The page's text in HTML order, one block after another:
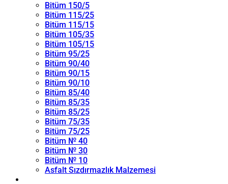
Bitüm 150/5
Bitüm 115/25
Bitüm 115/15
Bitüm 105/35
Bitüm 105/15
Bitüm 95/25
Bitüm 90/40
Bitüm 90/15
Bitüm 90/10
Bitüm 85/40
Bitüm 85/35
Bitüm 85/25
Bitüm 75/35
Bitüm 75/25
Bitüm № 40
Bitüm № 30
Bitüm № 10
Asfalt Sızdırmazlık Malzemesi